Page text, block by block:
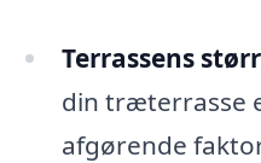
Terrassens
din træterrasse
afgørende